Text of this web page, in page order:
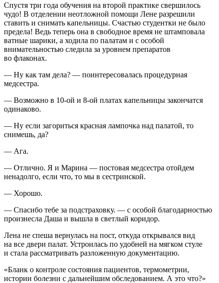
Спустя три года обучения на второй практике свершилось
чудо! В отделении неотложной помощи Лене разрешили
ставить и снимать капельницы. Счастью студентки не было
предела! Ведь теперь она в свободное время не штамповала
ватные шарики, а ходила по палатам и с особой
внимательностью следила за уровнем препаратов
во флаконах.
— Ну как там дела? — поинтересовалась процедурная
медсестра.
— Возможно в 10-ой и 8-ой платах капельницы закончатся
одинаково.
— Ну если загориться красная лампочка над палатой, то
снимешь, да?
— Ага.
— Отлично. Я и Марина — постовая медсестра отойдем
ненадолго, если что, то мы в сестринской.
— Хорошо.
— Спасибо тебе за подстраховку. — с особой благодарностью
произнесла Даша и вышла в светлый коридор.
Лена не спеша вернулась на пост, откуда открывался вид
на все двери палат. Устроилась по удобней на мягком стуле
и стала рассматривать разложенную документацию.
«Бланк о контроле состояния пациентов, термометрии,
истории болезни с дальнейшим обследованием. А это что?»